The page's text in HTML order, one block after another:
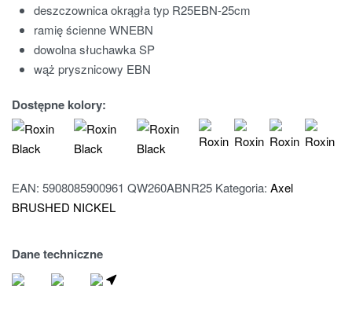
deszczownica okrągła typ R25EBN-25cm
ramię ścienne WNEBN
dowolna słuchawka SP
wąż prysznicowy EBN
Dostępne kolory:
EAN: 5908085900961 QW260ABNR25 Kategoria: Axel
BRUSHED NICKEL
Dane techniczne